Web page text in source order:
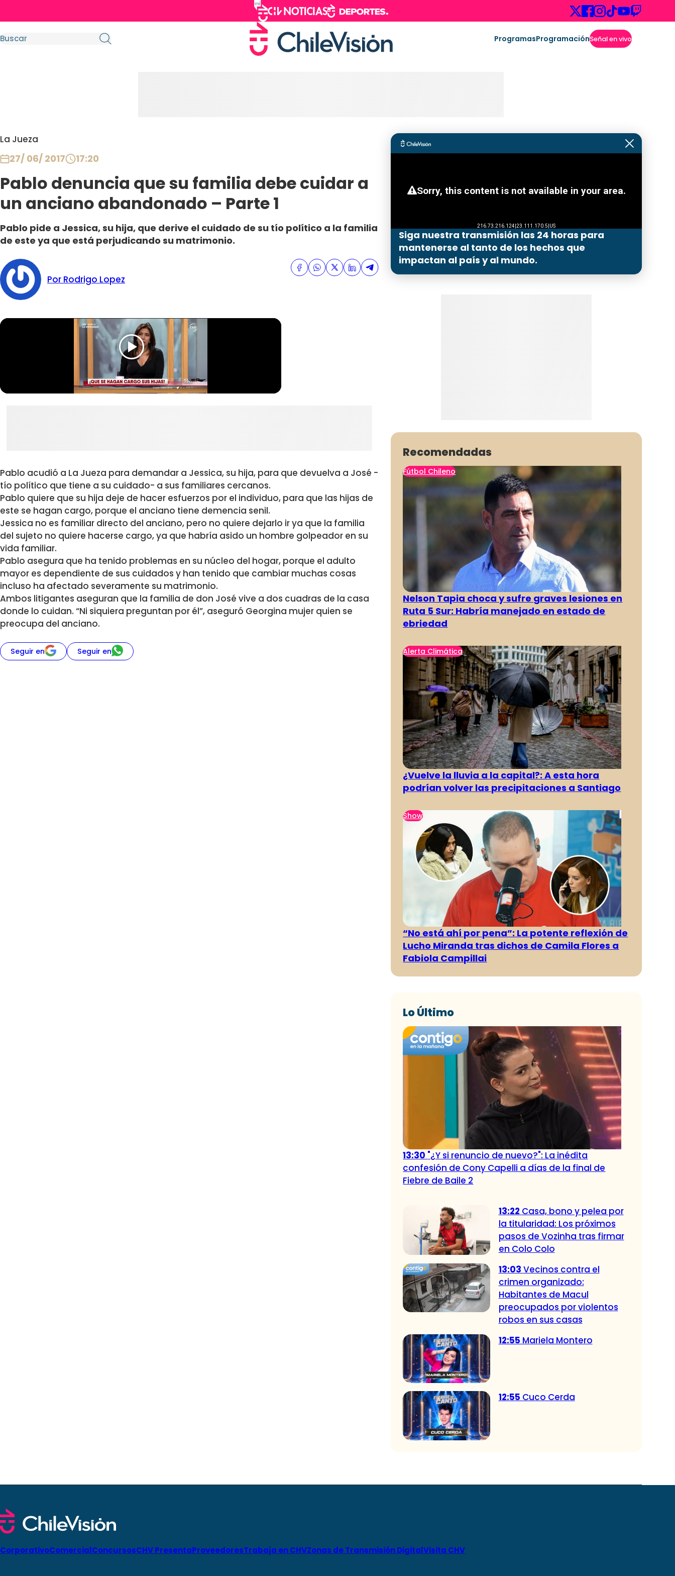
ProgramasProgramaciónSeñal en vivo
La Jueza
27/ 06/ 2017 17:20
Pablo denuncia que su familia debe cuidar a
un anciano abandonado – Parte 1
Pablo pide a Jessica, su hija, que derive el cuidado de su tío político a la familia
de este ya que está perjudicando su matrimonio.
Por Rodrigo Lopez
Pablo acudió a La Jueza para demandar a Jessica, su hija, para que devuelva a José -
tío político que tiene a su cuidado- a sus familiares cercanos.
Pablo quiere que su hija deje de hacer esfuerzos por el individuo, para que las hijas de
este se hagan cargo, porque el anciano tiene demencia senil.
Jessica no es familiar directo del anciano, pero no quiere dejarlo ir ya que la familia
del sujeto no quiere hacerse cargo, ya que habría asido un hombre golpeador en su
vida familiar.
Pablo asegura que ha tenido problemas en su núcleo del hogar, porque el adulto
mayor es dependiente de sus cuidados y han tenido que cambiar muchas cosas
incluso ha afectado severamente su matrimonio.
Ambos litigantes aseguran que la familia de don José vive a dos cuadras de la casa
donde lo cuidan. “Ni siquiera preguntan por él”, aseguró Georgina mujer quien se
preocupa del anciano.
Seguir en Seguir en
Siga nuestra transmisión las 24 horas para
mantenerse al tanto de los hechos que
impactan al país y al mundo.
Recomendadas
Fútbol Chileno
Nelson Tapia choca y sufre graves lesiones en
Ruta 5 Sur: Habría manejado en estado de
ebriedad
Alerta Climática
¿Vuelve la lluvia a la capital?: A esta hora
podrían volver las precipitaciones a Santiago
Show
“No está ahí por pena”: La potente reflexión de
Lucho Miranda tras dichos de Camila Flores a
Fabiola Campillai
Lo Último
13:30 "¿Y si renuncio de nuevo?": La inédita
confesión de Cony Capelli a días de la final de
Fiebre de Baile 2
13:22 Casa, bono y pelea por
la titularidad: Los próximos
pasos de Vozinha tras firmar
en Colo Colo
13:03 Vecinos contra el
crimen organizado:
Habitantes de Macul
preocupados por violentos
robos en sus casas
12:55 Mariela Montero
12:55 Cuco Cerda
CorporativoComercialConcursosCHV PresentaProveedoresTrabaja en CHVZonas de Transmisión DigitalVisita CHV